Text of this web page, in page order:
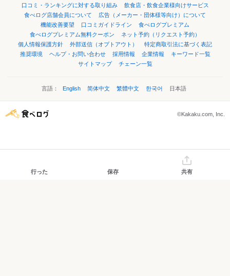
口コミ・ランキングに対する取り組み
飲食店・飲食企業様向けサービス
食べログ店舗会員について
広告（メーカー・団体様等向け）について
機能改善要望
口コミガイドライン
食べログプレミアム
食べログプレミアム無料クーポン
ネット予約（リクエスト予約）
個人情報保護方針
外部送信（オプトアウト）
特定商取引法に基づく表記
推奨環境
ヘルプ・お問い合わせ 採用情報 企業情報
キーワード一覧
サイトマップ
チェーン一覧
言語： English 简体中文 繁體中文 한국어 日本語
©Kakaku.com, Inc.
行った 保存 共有